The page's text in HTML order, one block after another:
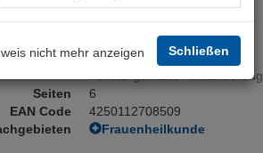
nicht mehr anzeigen Schließen
Edition
04-26-03
Turnus-gemäße Aktualisierung
Seiten
6
EAN Code
4250112708509
Frauenheilkunde